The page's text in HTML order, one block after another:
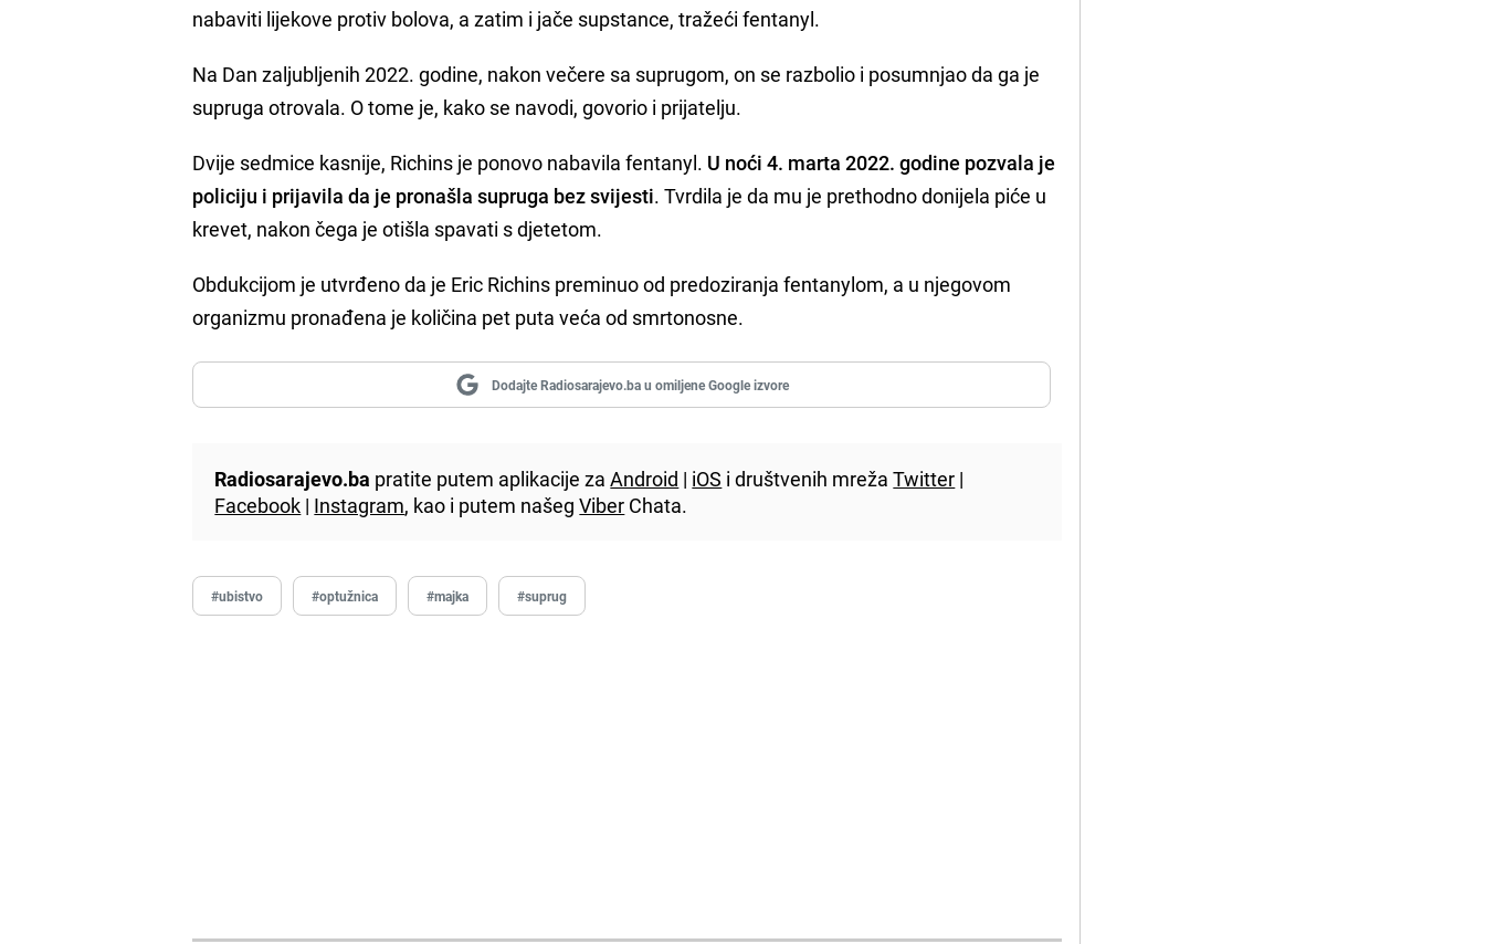
nabaviti lijekove protiv bolova, a zatim i jače supstance, tražeći fentanyl.
Na Dan zaljubljenih 2022. godine, nakon večere sa suprugom, on se razbolio i posumnjao da ga je
supruga otrovala. O tome je, kako se navodi, govorio i prijatelju.
Dvije sedmice kasnije, Richins je ponovo nabavila fentanyl. U noći 4. marta 2022. godine pozvala je
policiju i prijavila da je pronašla supruga bez svijesti. Tvrdila je da mu je prethodno donijela piće u
krevet, nakon čega je otišla spavati s djetetom.
Obdukcijom je utvrđeno da je Eric Richins preminuo od predoziranja fentanylom, a u njegovom
organizmu pronađena je količina pet puta veća od smrtonosne.
Dodajte Radiosarajevo.ba u omiljene Google izvore
Radiosarajevo.ba pratite putem aplikacije zaAndroid | iOS i društvenih mrežaTwitter |
Facebook | Instagram, kao i putem našegViber Chata.
#ubistvo #optužnica #majka #suprug